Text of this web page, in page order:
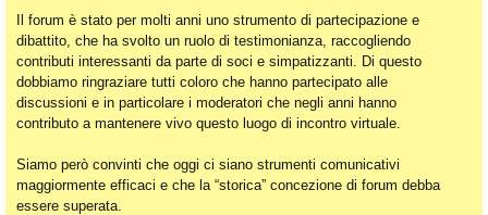
ti
Ra
pi
di
Il forum è stato per molti anni uno strumento di partecipazione e
dibattito, che ha svolto un ruolo di testimonianza, raccogliendo
contributi interessanti da parte di soci e simpatizzanti. Di questo
dobbiamo ringraziare tutti coloro che hanno partecipato alle
discussioni e in particolare i moderatori che negli anni hanno
contributo a mantenere vivo questo luogo di incontro virtuale.
Siamo però convinti che oggi ci siano strumenti comunicativi
maggiormente efficaci e che la “storica” concezione di forum debba
essere superata.